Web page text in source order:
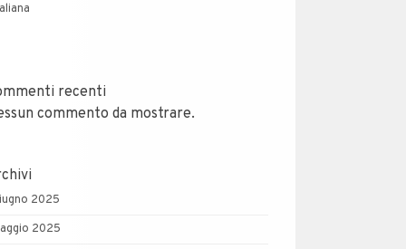
recenti
commento da mostrare.
2025
2025